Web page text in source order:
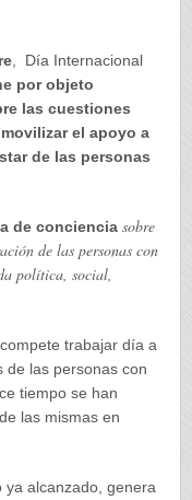
, Día Internacional
por objeto
las cuestiones
el apoyo a
de las personas
de conciencia sobre
de las personas con
política, social,
trabajar día a
de las personas con
tiempo se han
las mismas en
ya alcanzado, genera